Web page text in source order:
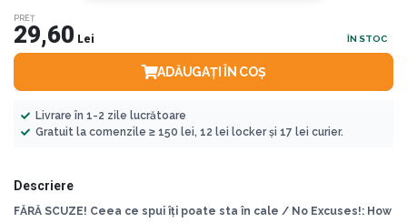
PREȚ
29,60 Lei ÎN STOC
ADĂUGAȚI ÎN COȘ
Livrare în 1-2 zile lucrătoare
Gratuit la comenzile ≥ 150 lei, 12 lei locker și 17 lei curier.
Descriere
FĂRĂ SCUZE! Ceea ce spui îți poate sta în cale / No Excuses!: How